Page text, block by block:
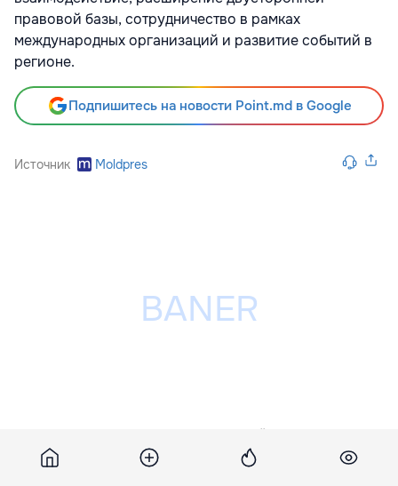
правовой базы, сотрудничество в рамках
международных организаций и развитие событий в
регионе.
Подпишитесь на новости Point.md в Google
Источник Moldpres
Разместить рекламу на сайте